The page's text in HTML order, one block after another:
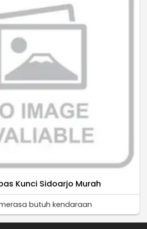
Kunci Sidoarjo Murah
butuh kendaraan